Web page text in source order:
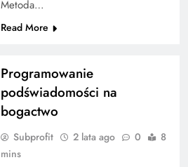
Metoda…
Read More
Programowanie
podświadomości na
bogactwo
Subprofit 2 lata ago 0
8
mins